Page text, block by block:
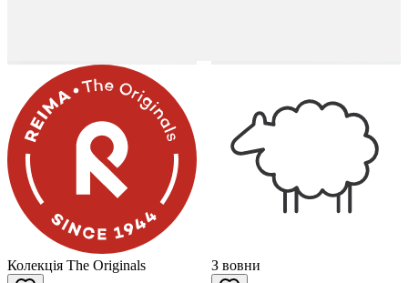
Колекція The Originals З вовни